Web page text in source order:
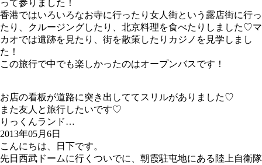
って参りました！
香港ではいろいろなお寺に行ったり女人街という露店街に行っ
たり、クルージングしたり、北京料理を食べたりしました♡マ
カオでは遺跡を見たり、街を散策したりカジノを見学しまし
た！
この旅行で中でも楽しかったのはオープンバスです！
お店の看板が道路に突き出しててスリルがありました♡
また友人と旅行したいです♡
りっくんランド…
2013年05月6日
こんにちは、日下です。
先日西武ドームに行くついでに、朝霞駐屯地にある陸上自衛隊